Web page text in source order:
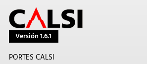
Versión 1.6.1
PORTES CALSI